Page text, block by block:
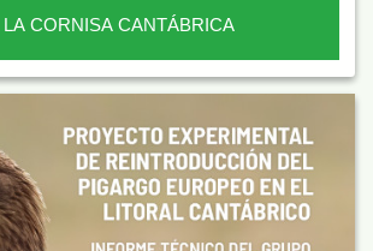
LA CORNISA CANTÁBRICA